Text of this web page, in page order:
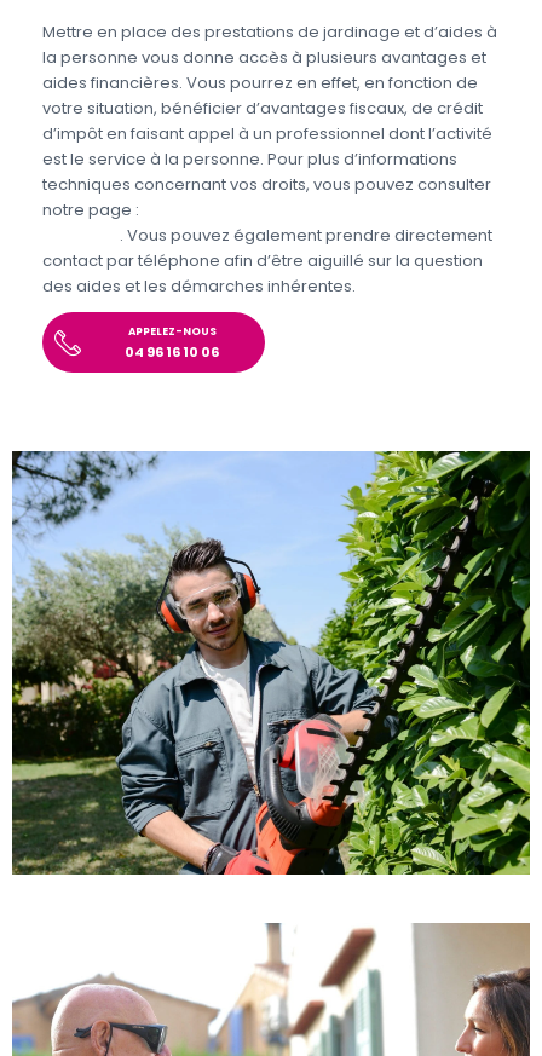
Mettre en place des prestations de jardinage et d’aides à
la personne vous donne accès à plusieurs avantages et
aides financières. Vous pourrez en effet, en fonction de
votre situation, bénéficier d’avantages fiscaux, de crédit
d’impôt en faisant appel à un professionnel dont l’activité
est le service à la personne. Pour plus d’informations
techniques concernant vos droits, vous pouvez consulter
notre page :
. Vous pouvez également prendre directement
contact par téléphone afin d’être aiguillé sur la question
des aides et les démarches inhérentes.
APPELEZ-NOUS
04 96 16 10 06